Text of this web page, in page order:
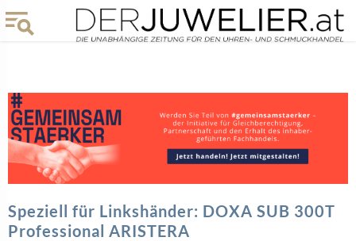
Speziell für Linkshänder: DOXA SUB 300T
Professional ARISTERA